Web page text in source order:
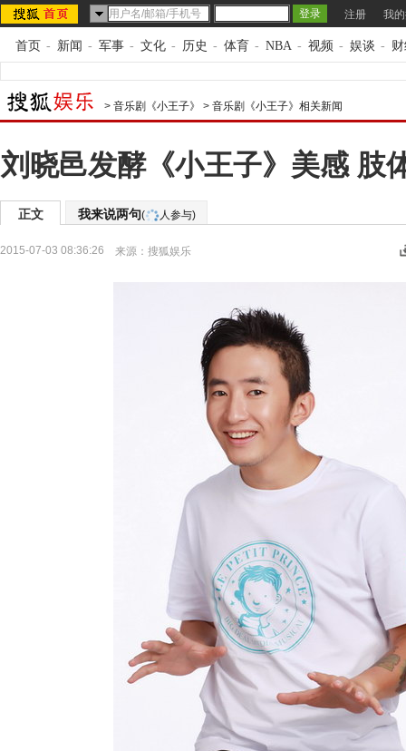
注册 我
首页 - 新闻 - 军事 - 文化 - 历史 - 体育 - NBA - 视频 - 娱谈 -
> 音乐剧《小王子》 > 音乐剧《小王子》相关新闻
刘晓邑发酵《小王子》美感 肢
正文 我来说两句( 人参与)
2015-07-03 08:36:26 来源： 搜狐娱乐